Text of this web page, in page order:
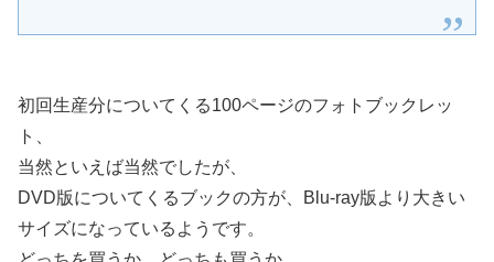
初回生産分についてくる100ページのフォトブックレッ
ト、
当然といえば当然でしたが、
DVD版についてくるブックの方が、Blu-ray版より大きい
サイズになっているようです。